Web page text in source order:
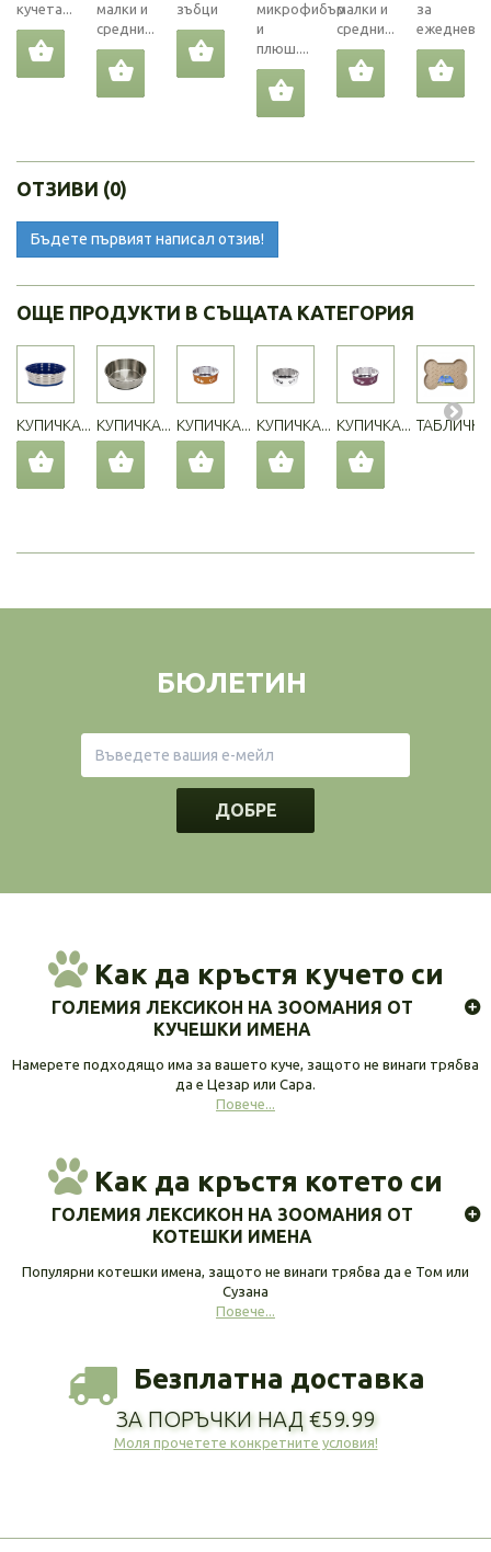
кучета...
малки и
средни...
зъбци
микрофибър
и
плюш....
малки и
средни...
за
ОТЗИВИ (0)
Бъдете първият написал отзив!
ОЩЕ ПРОДУКТИ В СЪЩАТА КАТЕГОРИЯ
КУПИЧКА... КУПИЧКА... КУПИЧКА... КУПИЧКА... КУПИЧКА...
БЮЛЕТИН
ДОБРЕ
Как да кръстя кучето си
ГОЛЕМИЯ ЛЕКСИКОН НА ЗООМАНИЯ ОТ
КУЧЕШКИ ИМЕНА
Намерете подходящо има за вашето куче, защото не винаги трябва
да е Цезар или Сара.
Повече...
Как да кръстя котето си
ГОЛЕМИЯ ЛЕКСИКОН НА ЗООМАНИЯ ОТ
КОТЕШКИ ИМЕНА
Популярни котешки имена, защото не винаги трябва да е Том или
Сузана
Повече...
Безплатна доставка
ЗА ПОРЪЧКИ НАД €59.99
Моля прочетете конкретните условия!